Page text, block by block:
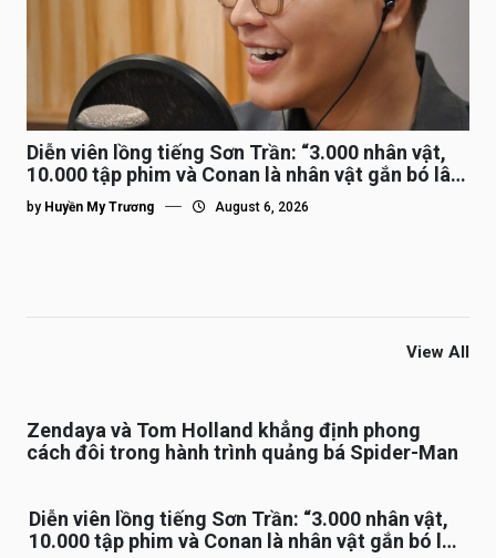
Diễn viên lồng tiếng Sơn Trần: “3.000 nhân vật,
10.000 tập phim và Conan là nhân vật gắn bó lâu
nhất”
by Huyền My Trương August 6, 2026
View All
Zendaya và Tom Holland khẳng định phong
cách đôi trong hành trình quảng bá Spider-Man
Diễn viên lồng tiếng Sơn Trần: “3.000 nhân vật,
10.000 tập phim và Conan là nhân vật gắn bó lâu